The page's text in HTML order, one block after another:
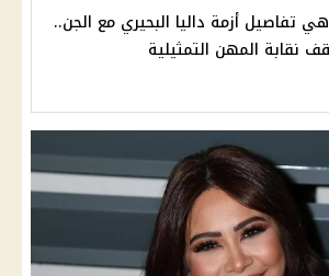
تفاصيل أزمة داليا البحيري مع الجن..
نقابة المهن التمثيلية